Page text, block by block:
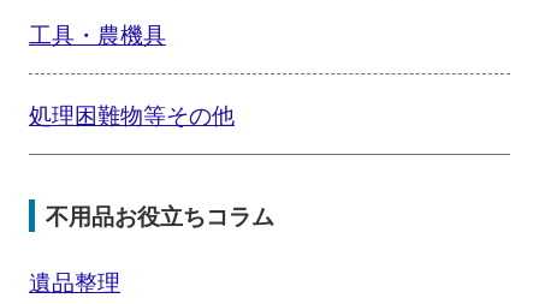
工具・農機具
処理困難物等その他
不用品お役立ちコラム
遺品整理